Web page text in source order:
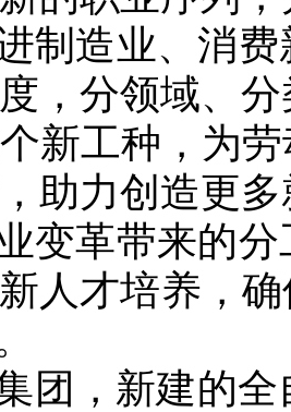
制造业、消
，分领域、
新工种，为
助力创造更
变革带来的
人才培养，
团，新建的